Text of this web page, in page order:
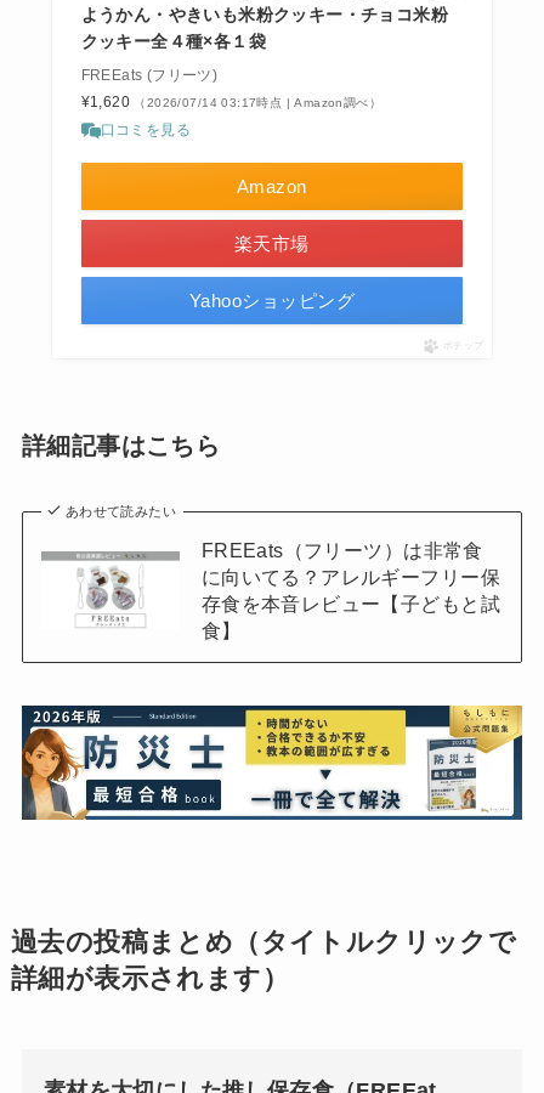
ようかん・やきいも米粉クッキー・チョコ米粉
クッキー全４種×各１袋
FREEats (フリーツ)
¥1,620
（2026/07/14 03:17時点 | Amazon調べ）
口コミを見る
Amazon
楽天市場
Yahooショッピング
ポチップ
詳細記事はこちら
あわせて読みたい
FREEats（フリーツ）は非常食
に向いてる？アレルギーフリー保
存食を本音レビュー【子どもと試
食】
過去の投稿まとめ（タイトルクリックで
詳細が表示されます）